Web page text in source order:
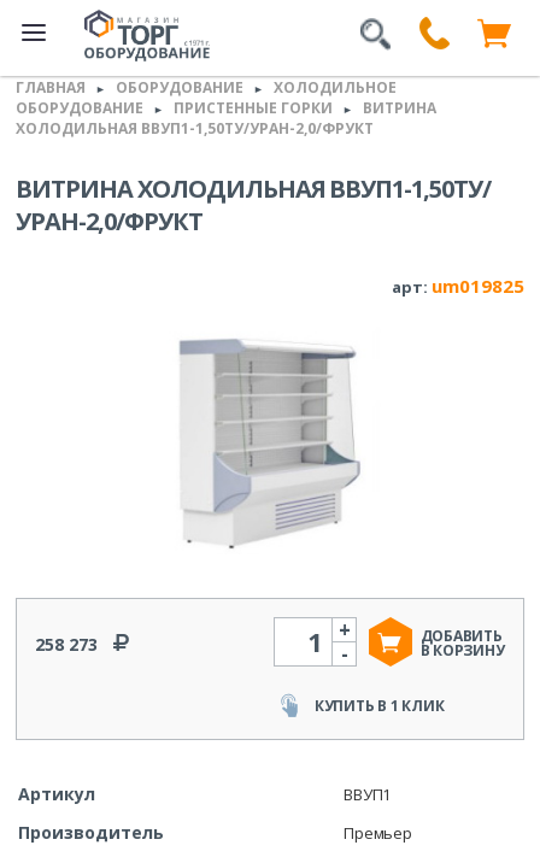
ГЛАВНАЯ ► ОБОРУДОВАНИЕ ►
ХОЛОДИЛЬНОЕ
ОБОРУДОВАНИЕ
► ПРИСТЕННЫЕ ГОРКИ ►
ВИТРИНА
ХОЛОДИЛЬНАЯ ВВУП1-1,50ТУ/УРАН-2,0/ФРУКТ
ВИТРИНА ХОЛОДИЛЬНАЯ ВВУП1-1,50ТУ/
УРАН-2,0/ФРУКТ
арт: um019825
258 273
Количество
-
+ ДОБАВИТЬ
В КОРЗИНУ
КУПИТЬ В 1 КЛИК
Артикул ВВУП1
Производитель Премьер